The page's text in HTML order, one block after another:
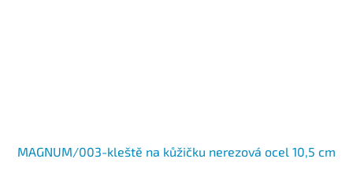
MAGNUM/003-kleště na kůžičku nerezová ocel 10,5 cm